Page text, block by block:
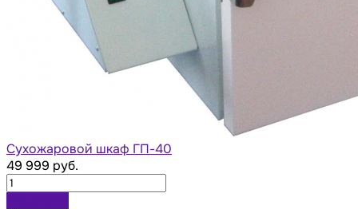
Сухожаровой шкаф ГП-40
49 999 руб.